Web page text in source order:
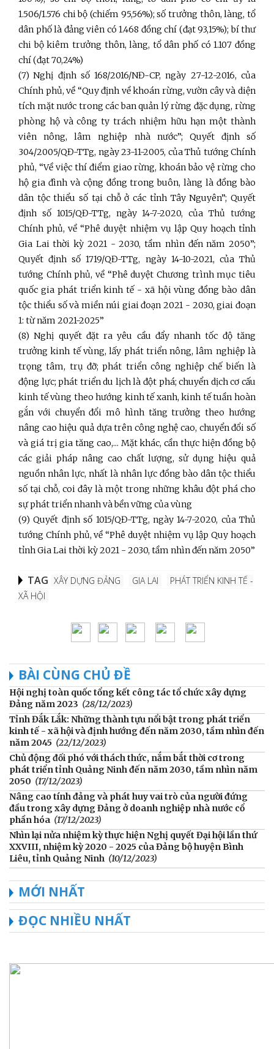
1.506/1.576 chi bộ (chiếm 95,56%); số trưởng thôn, làng, tổ
dân phố là đảng viên có 1.468 đồng chí (đạt 93,15%); bí thư
chi bộ kiêm trưởng thôn, làng, tổ dân phố có 1.107 đồng
chí (đạt 70,24%)
(7) Nghị định số 168/2016/NĐ-CP, ngày 27-12-2016, của
Chính phủ, về “Quy định về khoán rừng, vườn cây và diện
tích mặt nước trong các ban quản lý rừng đặc dụng, rừng
phòng hộ và công ty trách nhiệm hữu hạn một thành
viên nông, lâm nghiệp nhà nước”; Quyết định số
304/2005/QĐ-TTg, ngày 23-11-2005, của Thủ tướng Chính
phủ, “Về việc thí điểm giao rừng, khoán bảo vệ rừng cho
hộ gia đình và cộng đồng trong buôn, làng là đồng bào
dân tộc thiểu số tại chỗ ở các tỉnh Tây Nguyên”; Quyết
định số 1015/QĐ-TTg, ngày 14-7-2020, của Thủ tướng
Chính phủ, về “Phê duyệt nhiệm vụ lập Quy hoạch tỉnh
Gia Lai thời kỳ 2021 - 2030, tầm nhìn đến năm 2050”;
Quyết định số 1719/QĐ-TTg, ngày 14-10-2021, của Thủ
tướng Chính phủ, về “Phê duyệt Chương trình mục tiêu
quốc gia phát triển kinh tế - xã hội vùng đồng bào dân
tộc thiểu số và miền núi giai đoạn 2021 - 2030, giai đoạn
1: từ năm 2021-2025”
(8) Nghị quyết đặt ra yêu cầu đẩy nhanh tốc độ tăng
trưởng kinh tế vùng, lấy phát triển nông, lâm nghiệp là
trọng tâm, trụ đỡ; phát triển công nghiệp chế biến là
động lực; phát triển du lịch là đột phá; chuyển dịch cơ cấu
kinh tế vùng theo hướng kinh tế xanh, kinh tế tuần hoàn
gắn với chuyển đổi mô hình tăng trưởng theo hướng
nâng cao hiệu quả dựa trên công nghệ cao, chuyển đổi số
và giá trị gia tăng cao,... Mặt khác, cần thực hiện đồng bộ
các giải pháp nâng cao chất lượng, sử dụng hiệu quả
nguồn nhân lực, nhất là nhân lực đồng bào dân tộc thiểu
số tại chỗ, coi đây là một trong những khâu đột phá cho
sự phát triển nhanh và bền vững của vùng
(9) Quyết định số 1015/QĐ-TTg, ngày 14-7-2020, của Thủ
tướng Chính phủ, về “Phê duyệt nhiệm vụ lập Quy hoạch
tỉnh Gia Lai thời kỳ 2021 - 2030, tầm nhìn đến năm 2050”
TAG XÂY DỰNG ĐẢNG GIA LAI
PHÁT TRIỂN KINH TẾ -
XÃ HỘI
BÀI CÙNG CHỦ ĐỀ
Hội nghị toàn quốc tổng kết công tác tổ chức xây dựng
Đảng năm 2023 (28/12/2023)
Tỉnh Đắk Lắk: Những thành tựu nổi bật trong phát triển
kinh tế - xã hội và định hướng đến năm 2030, tầm nhìn đến
năm 2045 (22/12/2023)
Chủ động đối phó với thách thức, nắm bắt thời cơ trong
phát triển tỉnh Quảng Ninh đến năm 2030, tầm nhìn năm
2050 (17/12/2023)
Nâng cao tính đảng và phát huy vai trò của người đứng
đầu trong xây dựng Đảng ở doanh nghiệp nhà nước cổ
phần hóa (17/12/2023)
Nhìn lại nửa nhiệm kỳ thực hiện Nghị quyết Đại hội lần thứ
XXVIII, nhiệm kỳ 2020 - 2025 của Đảng bộ huyện Bình
Liêu, tỉnh Quảng Ninh (10/12/2023)
MỚI NHẤT
ĐỌC NHIỀU NHẤT